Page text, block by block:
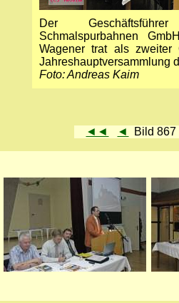
Der
Schmalspurbahnen
Wagener trat als zweiter
Jahreshauptversammlung
Foto: Andreas Kaim
◄◄ ◄ Bild 867